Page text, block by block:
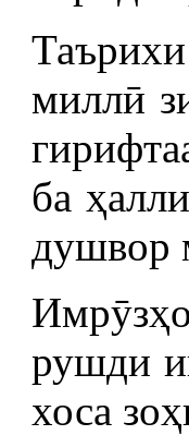
миллӣ
ба
душвор
рушди
хоса